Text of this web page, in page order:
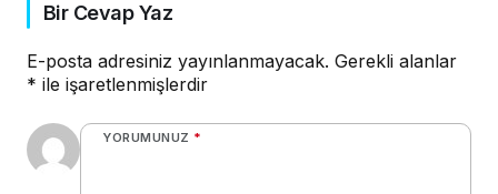
Bir Cevap Yaz
E-posta adresiniz yayınlanmayacak. Gerekli alanlar
* ile işaretlenmişlerdir
YORUMUNUZ *